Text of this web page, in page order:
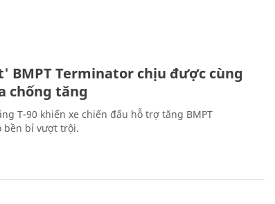
BMPT Terminator chịu được cùng
chống tăng
T-90 khiến xe chiến đấu hỗ trợ tăng BMPT
bền bỉ vượt trội.